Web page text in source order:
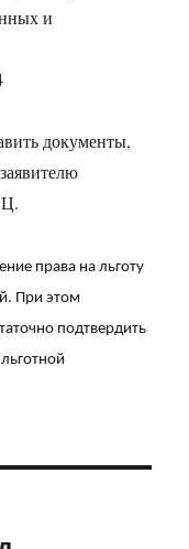
и
документы,
права на льготу
При этом
подтвердить